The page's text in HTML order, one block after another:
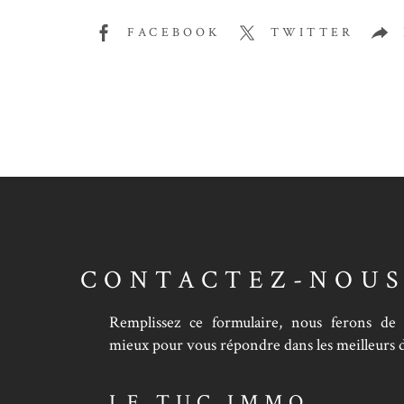
FACEBOOK TWITTER
CONTACTEZ-NOUS
Remplissez ce formulaire, nous ferons de
mieux pour vous répondre dans les meilleurs